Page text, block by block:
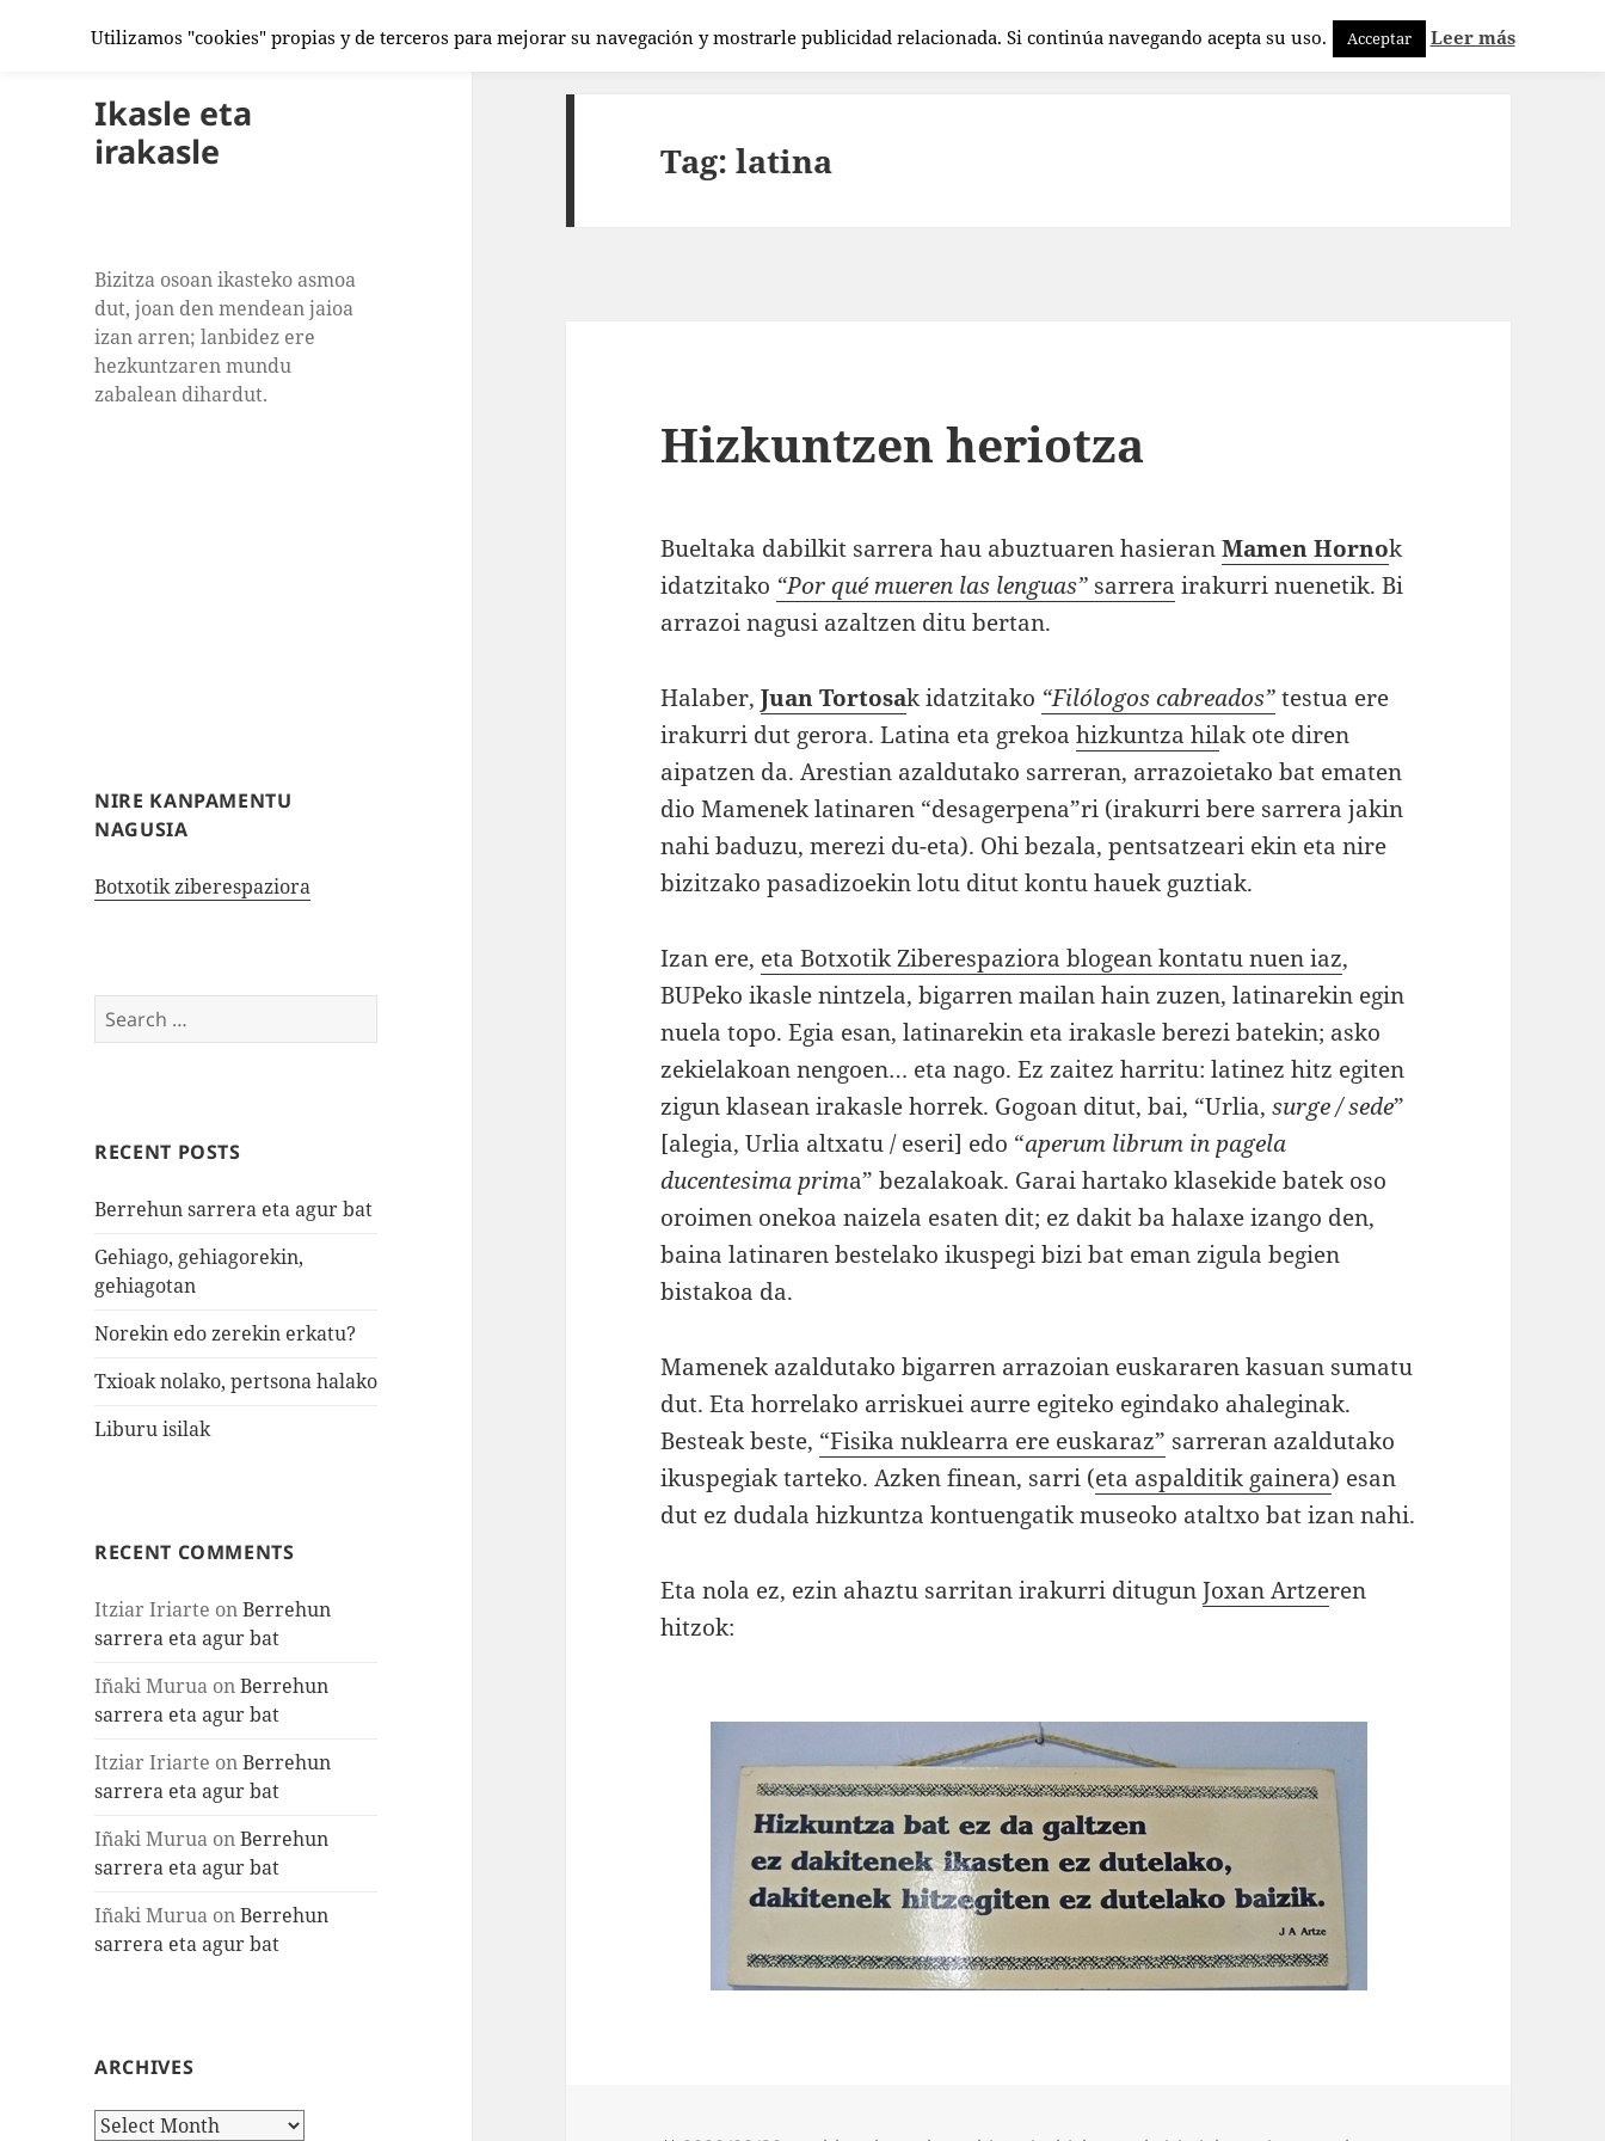
Ikasle eta
irakasle
Bizitza osoan ikasteko asmoa
dut, joan den mendean jaioa
izan arren; lanbidez ere
hezkuntzaren mundu
zabalean dihardut.
NIRE KANPAMENTU
NAGUSIA
Botxotik ziberespaziora
Search
for:
RECENT POSTS
Berrehun sarrera eta agur bat
Gehiago, gehiagorekin,
gehiagotan
Norekin edo zerekin erkatu?
Txioak nolako, pertsona halako
Liburu isilak
RECENT COMMENTS
Itziar Iriarte onBerrehun
sarrera eta agur bat
Iñaki Murua onBerrehun
sarrera eta agur bat
Itziar Iriarte onBerrehun
sarrera eta agur bat
Iñaki Murua onBerrehun
sarrera eta agur bat
Iñaki Murua onBerrehun
sarrera eta agur bat
ARCHIVES
Archives
Tag:latina
Hizkuntzen heriotza
Bueltaka dabilkit sarrera hau abuztuaren hasieranMamen Hornok
idatzitako “Por qué mueren las lenguas” sarrera irakurri nuenetik. Bi
arrazoi nagusi azaltzen ditu bertan.
Halaber,Juan Tortosak idatzitako “Filólogos cabreados”testua ere
irakurri dut gerora. Latina eta grekoahizkuntza hilak ote diren
aipatzen da. Arestian azaldutako sarreran, arrazoietako bat ematen
dio Mamenek latinaren “desagerpena”ri (irakurri bere sarrera jakin
nahi baduzu, merezi du-eta). Ohi bezala, pentsatzeari ekin eta nire
bizitzako pasadizoekin lotu ditut kontu hauek guztiak.
Izan ere, eta Botxotik Ziberespaziora blogean kontatu nuen iaz,
BUPeko ikasle nintzela, bigarren mailan hain zuzen, latinarekin egin
nuela topo. Egia esan, latinarekin eta irakasle berezi batekin; asko
zekielakoan nengoen… eta nago. Ez zaitez harritu: latinez hitz egiten
zigun klasean irakasle horrek. Gogoan ditut, bai, “Urlia,surge / sede”
[alegia, Urlia altxatu / eseri] edo “aperum librum in pagela
ducentesima prima” bezalakoak. Garai hartako klasekide batek oso
oroimen onekoa naizela esaten dit; ez dakit ba halaxe izango den,
baina latinaren bestelako ikuspegi bizi bat eman zigula begien
bistakoa da.
Mamenek azaldutako bigarren arrazoian euskararen kasuan sumatu
dut. Eta horrelako arriskuei aurre egiteko egindako ahaleginak.
Besteak beste, “Fisika nuklearra ere euskaraz” sarreran azaldutako
ikuspegiak tarteko. Azken finean, sarri (eta aspalditik gainera) esan
dut ez dudala hizkuntza kontuengatik museoko ataltxo bat izan nahi.
Eta nola ez, ezin ahaztu sarritan irakurri ditugunJoxan Artzeren
hitzok:
Utilizamos "cookies" propias y de terceros para mejorar su navegación y mostrarle publicidad relacionada. Si continúa navegando acepta su uso. Acceptar Leer más